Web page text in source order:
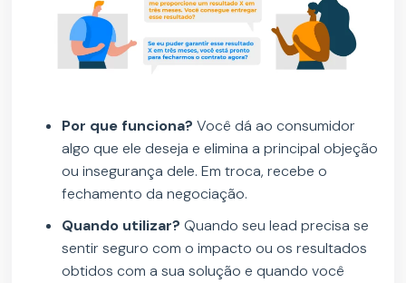
Por que funciona? Você dá ao consumidor
algo que ele deseja e elimina a principal objeção
ou insegurança dele. Em troca, recebe o
fechamento da negociação.
Quando utilizar?Quando seu lead precisa se
sentir seguro com o impacto ou os resultados
obtidos com a sua solução e quando você